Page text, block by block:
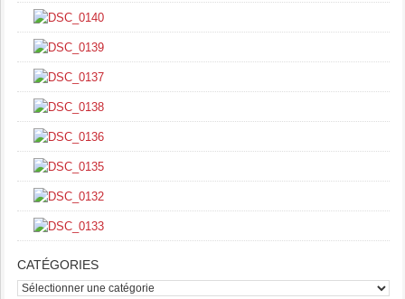
CATÉGORIES
catégories